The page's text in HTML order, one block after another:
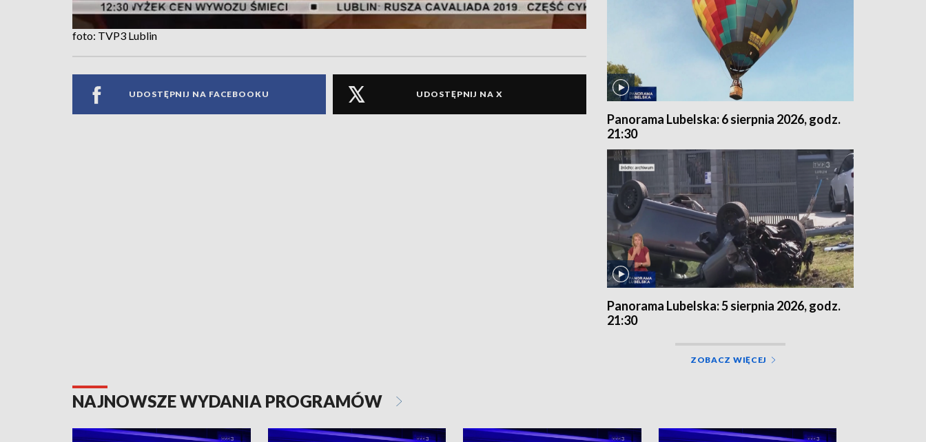
foto: TVP3 Lublin
UDOSTĘPNIJ NA FACEBOOKU UDOSTĘPNIJ NA X
Panorama Lubelska: 6 sierpnia 2026, godz.
21:30
Panorama Lubelska: 5 sierpnia 2026, godz.
21:30
ZOBACZ WIĘCEJ
NAJNOWSZE WYDANIA PROGRAMÓW